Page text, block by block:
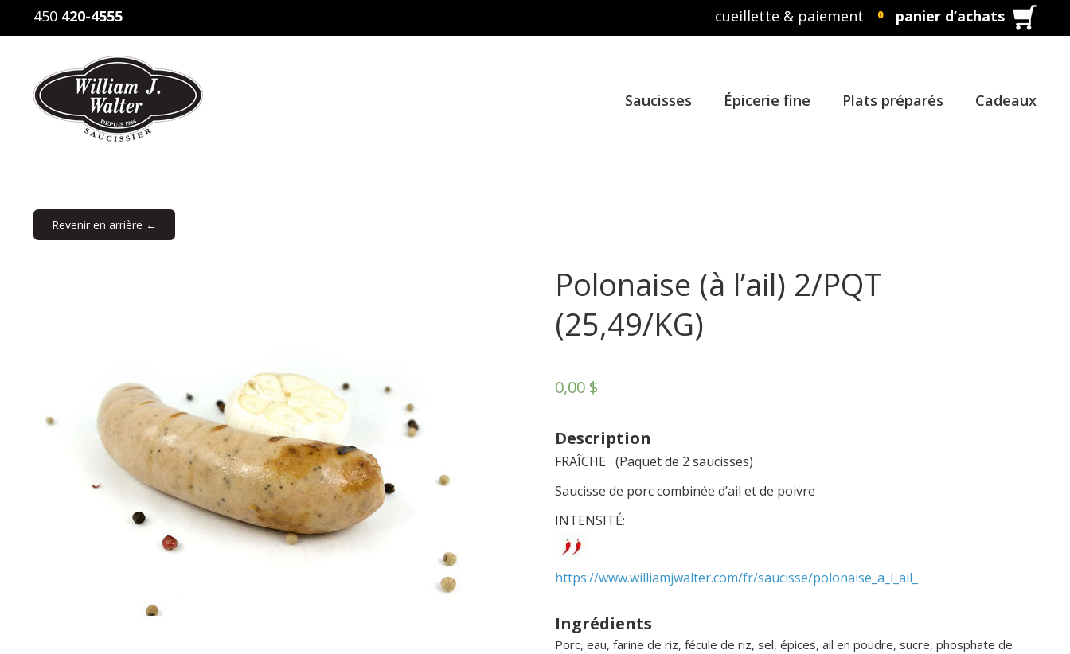
450 420-4555 cueillette & paiement panier d’achats
0
Saucisses Épicerie fine Plats préparés Cadeaux
Revenir en arrière ←
Polonaise (à l’ail) 2/PQT
(25,49/KG)
0,00 $
Description
FRAÎCHE (Paquet de 2 saucisses)
Saucisse de porc combinée d’ail et de poivre
INTENSITÉ:
https://www.williamjwalter.com/fr/saucisse/polonaise_a_l_ail_
Ingrédients
Porc, eau, farine de riz, fécule de riz, sel, épices, ail en poudre, sucre, phosphate de